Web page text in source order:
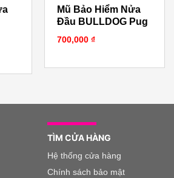
Mũ Bảo Hiểm Nửa
Đầu BULLDOG Pug
700,000 ₫
TÌM CỬA HÀNG
Hệ thống cửa hàng
Chính sách bảo mật